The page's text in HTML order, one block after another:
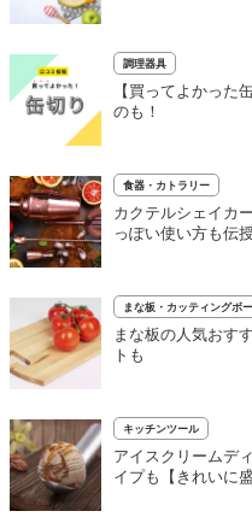
調理器具
【買ってよかった
のも！
食器・カトラリー
カクテルシェイカ
っぽい使い方も伝
まな板・カッティングボ
まな板の人気おす
トも
キッチンツール
アイスクリームデ
イプも【きれいに